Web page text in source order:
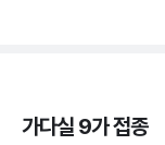
가다실 9가 접종